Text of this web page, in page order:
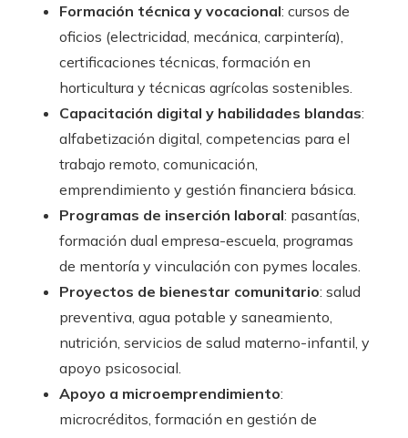
Formación técnica y vocacional: cursos de
oficios (electricidad, mecánica, carpintería),
certificaciones técnicas, formación en
horticultura y técnicas agrícolas sostenibles.
Capacitación digital y habilidades blandas:
alfabetización digital, competencias para el
trabajo remoto, comunicación,
emprendimiento y gestión financiera básica.
Programas de inserción laboral: pasantías,
formación dual empresa-escuela, programas
de mentoría y vinculación con pymes locales.
Proyectos de bienestar comunitario: salud
preventiva, agua potable y saneamiento,
nutrición, servicios de salud materno-infantil, y
apoyo psicosocial.
Apoyo a microemprendimiento:
microcréditos, formación en gestión de